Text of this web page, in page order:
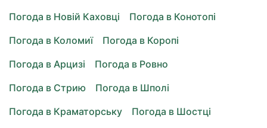
Погода в Новій Каховці
Погода в Конотопі
Погода в Коломиї
Погода в Коропі
Погода в Арцизі
Погода в Ровно
Погода в Стрию
Погода в Шполі
Погода в Краматорську
Погода в Шостці